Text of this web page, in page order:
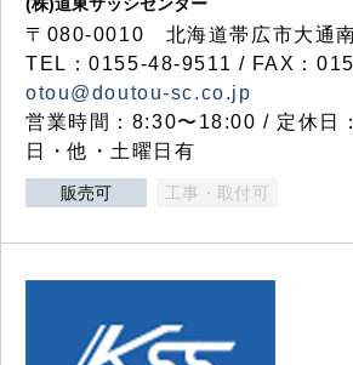
〒080-0010 北海道帯広市大通
TEL：0155-48-9511 / FAX：
otou@doutou-sc.co.jp
営業時間：8:30〜18:00 / 定休日
日・他・土曜日有
販売可 工事・取付可